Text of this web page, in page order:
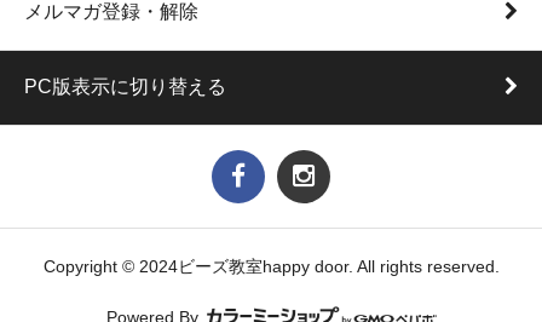
メルマガ登録・解除
PC版表示に切り替える
Copyright © 2024ビーズ教室happy door. All rights reserved.
Powered By